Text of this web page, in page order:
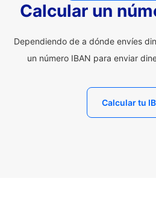
Calcular un
Dependiendo de a dónde envíes
un número IBAN para enviar
Calcular tu